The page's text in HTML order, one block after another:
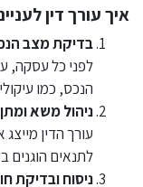
איך עורך דין
בדיקת מצב
לפני כל עסקה,
הנכס, כמו
ניהול משא ומתן
עורך הדין
לתנאים הוגנים
ניסוח ובדיקת